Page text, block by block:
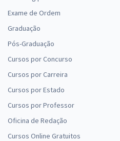
Exame de Ordem
Graduação
Pós-Graduação
Cursos por Concurso
Cursos por Carreira
Cursos por Estado
Cursos por Professor
Oficina de Redação
Cursos Online Gratuitos